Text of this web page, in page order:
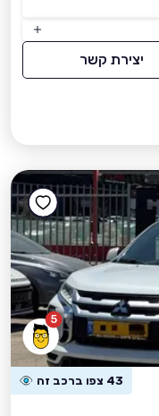
יצירת קשר
5
43 צפו ברכב זה